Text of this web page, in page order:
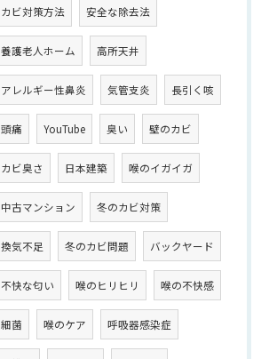
カビ対策方法 安全な除去法
養護老人ホーム 高所天井
アレルギー性鼻炎 気管支炎 長引く咳
頭痛 YouTube 臭い 壁のカビ
カビ臭さ 日本建築 喉のイガイガ
中古マンション 冬のカビ対策
換気不足 冬のカビ問題 バックヤード
不快な匂い 喉のヒリヒリ 喉の不快感
細菌 喉のケア 呼吸器感染症